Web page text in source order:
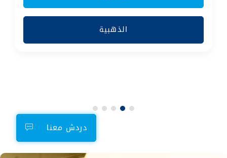
الذهبية
دردش معنا